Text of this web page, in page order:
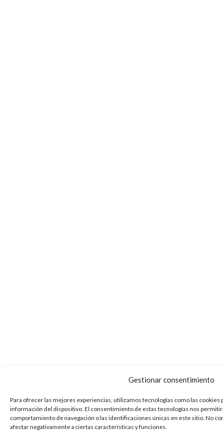
Gestionar consentimiento
Para ofrecer las mejores experiencias, utilizamos tecnologías como las cookies
información del dispositivo. El consentimiento de estas tecnologías nos
comportamiento de navegación o las identificaciones únicas en este sitio. No
afectar negativamente a ciertas características y funciones.